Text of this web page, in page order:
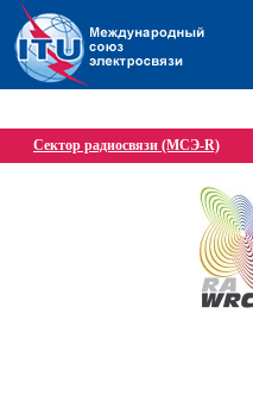
Сектор радиосвязи (МСЭ-R)